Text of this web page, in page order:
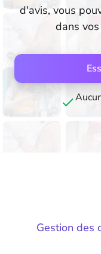
d'avis, vous
dans
Gestion des